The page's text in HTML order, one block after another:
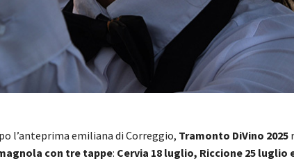
l’anteprima emiliana di Correggio, Tramonto DiVino 2025
con tre tappe: Cervia 18 luglio, Riccione 25 luglio